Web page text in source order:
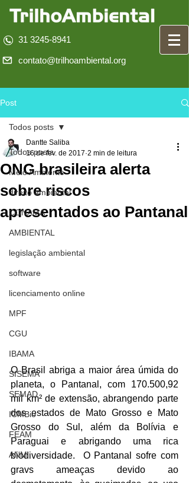
31 3245-8941
contato@trilhoambiental.org
Post
Todos posts
Meio Ambiente
direito ambiental
CONAMA
AMBIENTAL
legislação ambiental
software
licenciamento online
MPF
CGU
IBAMA
SISEMA
SEMAD
ICMBio
FEAM
ANM
Todos posts
ONG brasileira alerta
sobre riscos
apresentados ao Pantanal
Dantte Saliba
16 de fev. de 2017 2 min de leitura
O Brasil abriga a maior área úmida do
planeta, o Pantanal, com 170.500,92
mil km² de extensão, abrangendo parte
dos estados de Mato Grosso e Mato
Grosso do Sul, além da Bolívia e
Paraguai e abrigando uma rica
biodiversidade.  O Pantanal sofre com
gravs ameaças devido ao